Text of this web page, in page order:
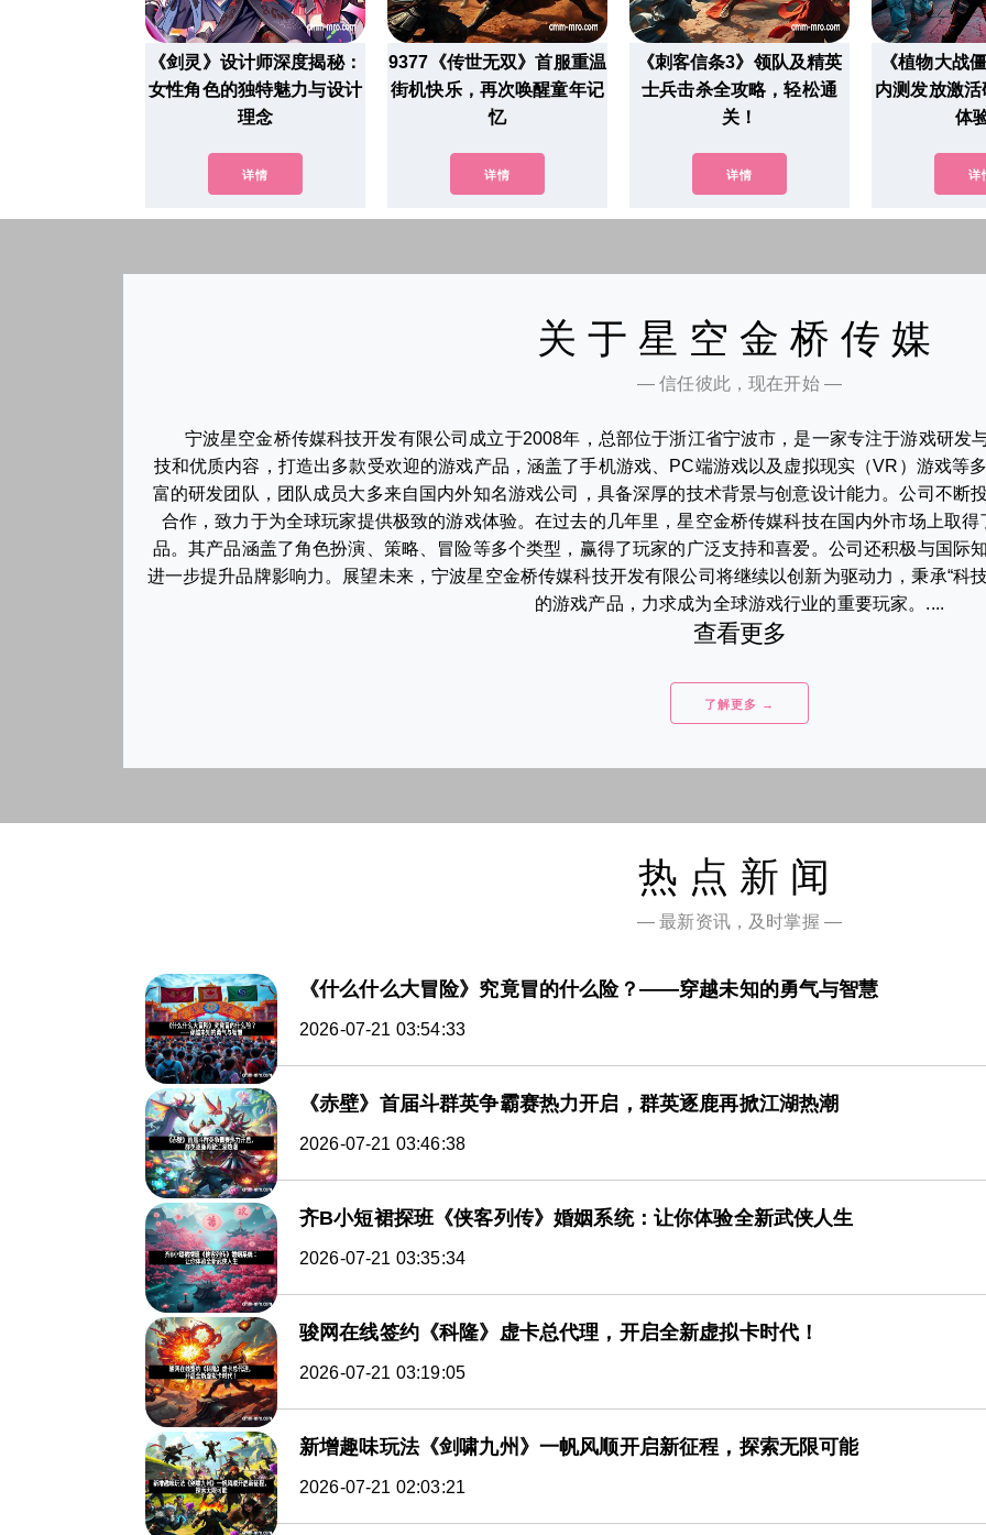
《剑灵》设计师深度揭秘：
女性角色的独特魅力与设计
理念
详情
9377《传世无双》首服重温
街机快乐，再次唤醒童年记
忆
详情
《刺客信条3》领队及精英
士兵击杀全攻略，轻松通
关！
详情
《植物大战
内测发放激
体
详
关于星空金桥传媒
— 信任彼此，现在开始 —
宁波星空金桥传媒科技开发有限公司成立于2008年，总部位于浙江省宁波市，是一家专注于游戏研发
技和优质内容，打造出多款受欢迎的游戏产品，涵盖了手机游戏、PC端游戏以及虚拟现实（VR）游戏等
富的研发团队，团队成员大多来自国内外知名游戏公司，具备深厚的技术背景与创意设计能力。公司不断
合作，致力于为全球玩家提供极致的游戏体验。在过去的几年里，星空金桥传媒科技在国内外市场上取
品。其产品涵盖了角色扮演、策略、冒险等多个类型，赢得了玩家的广泛支持和喜爱。公司还积极与国际
进一步提升品牌影响力。展望未来，宁波星空金桥传媒科技开发有限公司将继续以创新为驱动力，秉承“科
的游戏产品，力求成为全球游戏行业的重要玩家。....
查看更多
了解更多 →
热点新闻
— 最新资讯，及时掌握 —
《什么什么大冒险》究竟冒的什么险？——穿越未知的勇气与智慧
2026-07-21 03:54:33
《赤壁》首届斗群英争霸赛热力开启，群英逐鹿再掀江湖热潮
2026-07-21 03:46:38
齐B小短裙探班《侠客列传》婚姻系统：让你体验全新武侠人生
2026-07-21 03:35:34
骏网在线签约《科隆》虚卡总代理，开启全新虚拟卡时代！
2026-07-21 03:19:05
新增趣味玩法《剑啸九州》一帆风顺开启新征程，探索无限可能
2026-07-21 02:03:21